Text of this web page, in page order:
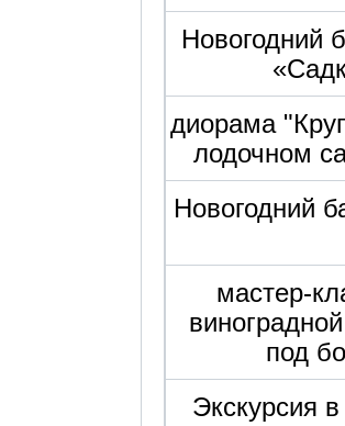
Новогодний
диорама
лодочном
Новогодний
мастер-
под
Экскурсия